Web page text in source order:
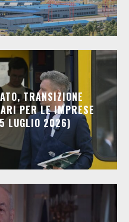
TRANSIZIONE
PER LE IMPRESE
LUGLIO 2026)